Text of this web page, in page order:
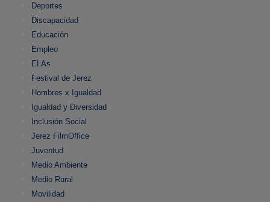
Deportes
Discapacidad
Educación
Empleo
ELAs
Festival de Jerez
Hombres x Igualdad
Igualdad y Diversidad
Inclusión Social
Jerez FilmOffice
Juventud
Medio Ambiente
Medio Rural
Movilidad